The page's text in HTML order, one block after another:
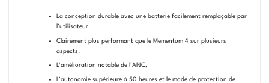
La conception durable avec une batterie facilement remplaçable par
l’utilisateur.
Clairement plus performant que le Mementum 4 sur plusieurs
aspects.
L’amélioration notable de l’ANC,
L’autonomie supérieure à 50 heures et le mode de protection de